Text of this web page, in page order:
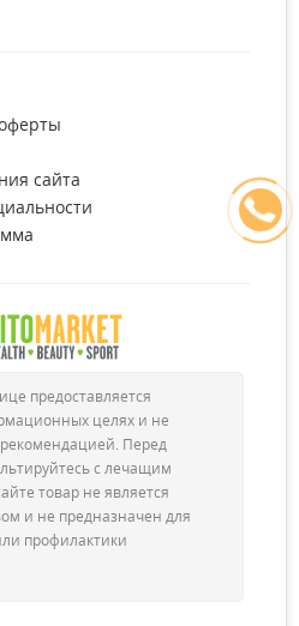
сайта
предоставляется
целях и не
Перед
с лечащим
товар не является
и не предназначен для
профилактики